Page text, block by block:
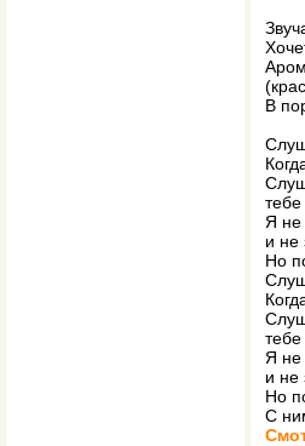
В
тебе
Я не
и не
Но
тебе
Я не
и не
Но
С